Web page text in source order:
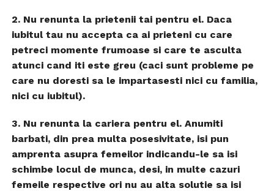
2. Nu renunta la prietenii tai pentru el.Daca
iubitul tau nu accepta ca ai prieteni cu care
petreci momente frumoase si care te asculta
atunci cand iti este greu (caci sunt probleme pe
care nu doresti sa le impartasesti nici cu familia,
nici cu iubitul).
3. Nu renunta la cariera pentru el. Anumiti
barbati, din prea multa posesivitate, isi pun
amprenta asupra femeilor indicandu-le sa isi
schimbe locul de munca, desi, in multe cazuri
femeile respective ori nu au alta solutie sa isi